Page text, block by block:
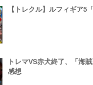
【トレクル】ルフィギア5
トレマVS赤犬終了、「海賊
感想